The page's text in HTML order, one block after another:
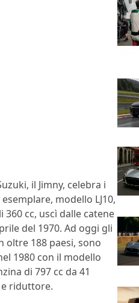
il Jimny, celebra i
modello LJ10,
cc, uscì dalle catene
del 1970. Ad oggi gli
oltre 188 paesi, sono
1980 con il modello
di 797 cc da 41
e riduttore.